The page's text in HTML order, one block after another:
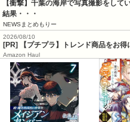
【衝撃】千葉の海岸で写真撮影をし
結果・・・
NEWSまとめもりー
2026/08/10
[PR] 【プチプラ】トレンド商品をお得
Amazon Haul